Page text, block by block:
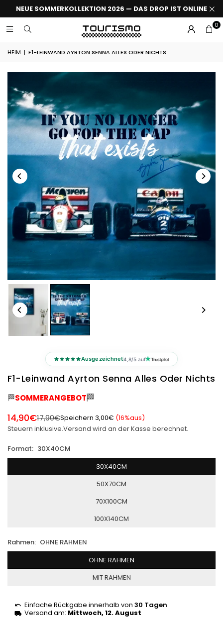
NEUE SOMMERKOLLEKTION 2026 — DAS DROP IST ONLINE
0
HEIM | F1-LEINWAND AYRTON SENNA ALLES ODER NICHTS
Ausgezeichnet4,8/5 auf
F1-Leinwand Ayrton Senna Alles Oder Nichts
🏁SOMMERANGEBOT🏁
Normaler
Preis
14,90€17,90€Speichern 3,00€ (16%aus)
Steuern inklusive.Versand wird an der Kasse berechnet.
Format: 30X40CM
30X40CM
50X70CM
70X100CM
100X140CM
Rahmen: OHNE RAHMEN
OHNE RAHMEN
MIT RAHMEN
Einfache Rückgabe innerhalb von 30 Tagen
Versand am: Mittwoch, 12. August